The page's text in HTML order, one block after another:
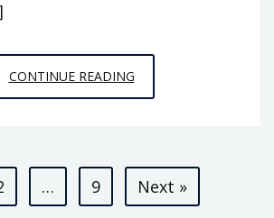
CONTINUE READINGVIDA
D’UNA
… 9 Next »